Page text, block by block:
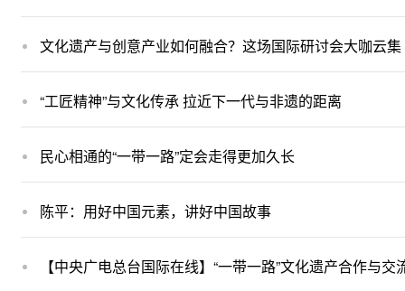
文化遗产与创意产业如何融合？这场国际研讨会大咖云集
“工匠精神”与文化传承 拉近下一代与非遗的距离
民心相通的“一带一路”定会走得更加久长
陈平：用好中国元素，讲好中国故事
【中央广电总台国际在线】“一带一路”文化遗产合作与